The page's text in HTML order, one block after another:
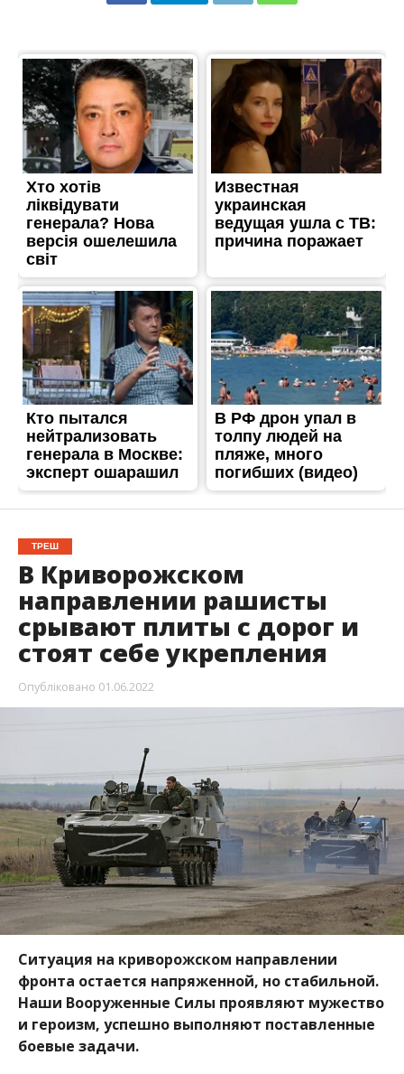
ТРЕШ
В Криворожском
направлении рашисты
срывают плиты с дорог и
стоят себе укрепления
Опубліковано 01.06.2022
Ситуация на криворожском направлении
фронта остается напряженной, но стабильной.
Наши Вооруженные Силы проявляют мужество
и героизм, успешно выполняют поставленные
боевые задачи.